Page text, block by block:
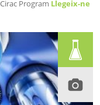
Program Llegeix-ne